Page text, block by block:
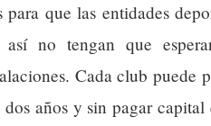
para que las entidades
no tengan que
Cada club puede
años y sin pagar capital